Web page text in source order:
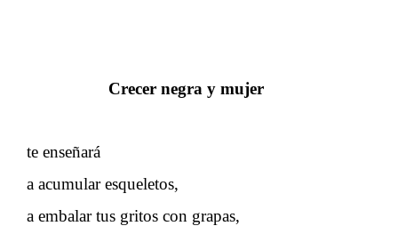
Crecer negra y mujer
te enseñará
a acumular esqueletos,
a embalar tus gritos con grapas,